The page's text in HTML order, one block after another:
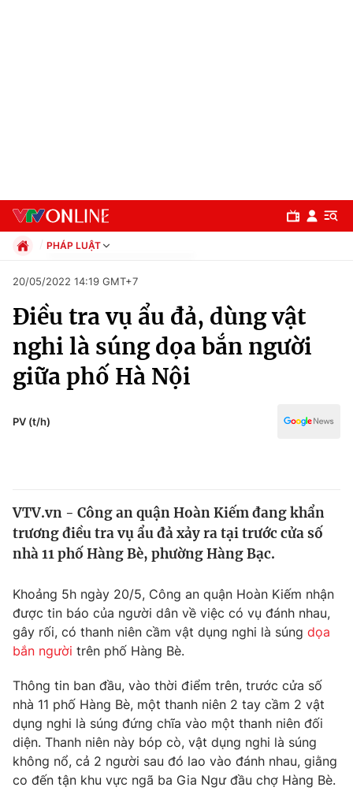
Chuyên mục
Chính trị
Thế giới
Thế giới đó đây
Câu chuyện quốc tế
Kinh tế
Tài chính
Thị trường
Góc doanh nghiệp
Dữ liệu và đời sống
Truyền hình
Phim VTV
Hậu trường
Nhân vật
Giải trí
Điện ảnh
Âm nhạc
Đời sống
PHÁP LUẬT
Xã hội
Pháp luật
Thể thao
Truyền hình
Văn hóa - Giải trí
20/05/2022 14:19 GMT+7
Điều tra vụ ẩu đả, dùng vật
nghi là súng dọa bắn người
giữa phố Hà Nội
PV (t/h)
VTV.vn - Công an quận Hoàn Kiếm đang khẩn
trương điều tra vụ ẩu đả xảy ra tại trước cửa số
nhà 11 phố Hàng Bè, phường Hàng Bạc.
Khoảng 5h ngày 20/5, Công an quận Hoàn Kiếm nhận
được tin báo của người dân về việc có vụ đánh nhau,
gây rối, có thanh niên cầm vật dụng nghi là súng dọa
bắn người trên phố Hàng Bè.
Thông tin ban đầu, vào thời điểm trên, trước cửa số
nhà 11 phố Hàng Bè, một thanh niên 2 tay cầm 2 vật
dụng nghi là súng đứng chĩa vào một thanh niên đối
diện. Thanh niên này bóp cò, vật dụng nghi là súng
không nổ, cả 2 người sau đó lao vào đánh nhau, giằng
co đến tận khu vực ngã ba Gia Ngư đầu chợ Hàng Bè.